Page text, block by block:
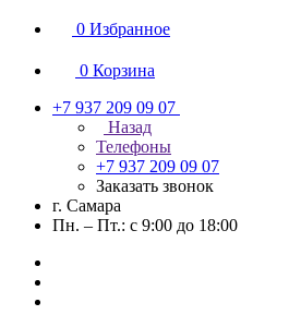
0 Избранное
0 Корзина
+7 937 209 09 07
Назад
Телефоны
+7 937 209 09 07
Заказать звонок
г. Самара
Пн. – Пт.: с 9:00 до 18:00